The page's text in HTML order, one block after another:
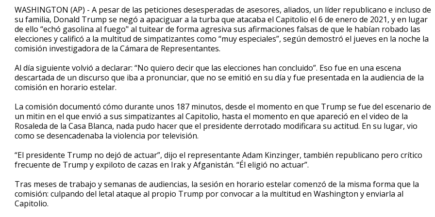
1
minute,
17
secondsVolume
90%
WASHINGTON (AP) - A pesar de las peticiones desesperadas de asesores, aliados, un líder republicano e incluso de
su familia, Donald Trump se negó a apaciguar a la turba que atacaba el Capitolio el 6 de enero de 2021, y en lugar
de ello “echó gasolina al fuego" al tuitear de forma agresiva sus afirmaciones falsas de que le habían robado las
elecciones y calificó a la multitud de simpatizantes como “muy especiales”, según demostró el jueves en la noche la
comisión investigadora de la Cámara de Representantes.
Al día siguiente volvió a declarar: “No quiero decir que las elecciones han concluido”. Eso fue en una escena
descartada de un discurso que iba a pronunciar, que no se emitió en su día y fue presentada en la audiencia de la
comisión en horario estelar.
La comisión documentó cómo durante unos 187 minutos, desde el momento en que Trump se fue del escenario de
un mitin en el que envió a sus simpatizantes al Capitolio, hasta el momento en que apareció en el video de la
Rosaleda de la Casa Blanca, nada pudo hacer que el presidente derrotado modificara su actitud. En su lugar, vio
como se desencadenaba la violencia por televisión.
“El presidente Trump no dejó de actuar”, dijo el representante Adam Kinzinger, también republicano pero crítico
frecuente de Trump y expiloto de cazas en Irak y Afganistán. “Él eligió no actuar”.
Tras meses de trabajo y semanas de audiencias, la sesión en horario estelar comenzó de la misma forma que la
comisión: culpando del letal ataque al propio Trump por convocar a la multitud en Washington y enviarla al
Capitolio.